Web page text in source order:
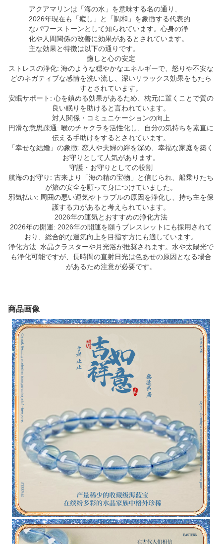
アクアマリンは「海の水」を意味する名の通り、
2026年現在も「癒し」と「調和」を象徴する代表的
なパワーストーンとして知られています。心身の浄
化や人間関係の改善に効果があるとされています。
主な効果と特徴は以下の通りです。
癒しと心の安定
ストレスの浄化: 海のような穏やかなエネルギーで、怒りや不安な
どのネガティブな感情を洗い流し、深いリラックス効果をもたら
すとされています。
安眠サポート: 心を鎮める効果があるため、枕元に置くことで質の
良い眠りを助けると言われています。
対人関係・コミュニケーションの向上
円滑な意思疎通: 喉のチャクラを活性化し、自分の気持ちを素直に
伝える手助けをするとされています。
「幸せな結婚」の象徴: 恋人や夫婦の絆を深め、幸福な家庭を築く
お守りとして人気があります。
守護・お守りとしての役割
航海のお守り: 古来より「海の精の宝物」と信じられ、船乗りたち
が旅の安全を願って身につけていました。
邪気払い: 周囲の悪い運気やトラブルの原因を浄化し、持ち主を保
護する力があると考えられています。
2026年の運気とおすすめの浄化方法
2026年の開運: 2026年の開運を願うブレスレットにも採用されて
おり、総合的な運気向上を目指す方にも適しています。
浄化方法: 水晶クラスターや月光浴が推奨されます。水や太陽光で
も浄化可能ですが、長時間の直射日光は色あせの原因となる場合
があるため注意が必要です。
商品画像